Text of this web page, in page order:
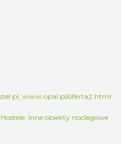
www.opal.pl/oferta2.html
, Inne obiekty noclegowe